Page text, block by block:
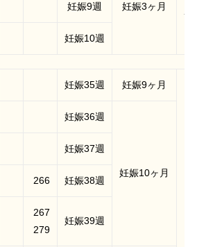
7
妊娠3ヶ月
妊娠9週
妊娠10週
妊娠35週 妊娠9ヶ月
妊娠36週
妊娠10ヶ月
妊娠37週
266 妊娠38週
267
279
妊娠39週